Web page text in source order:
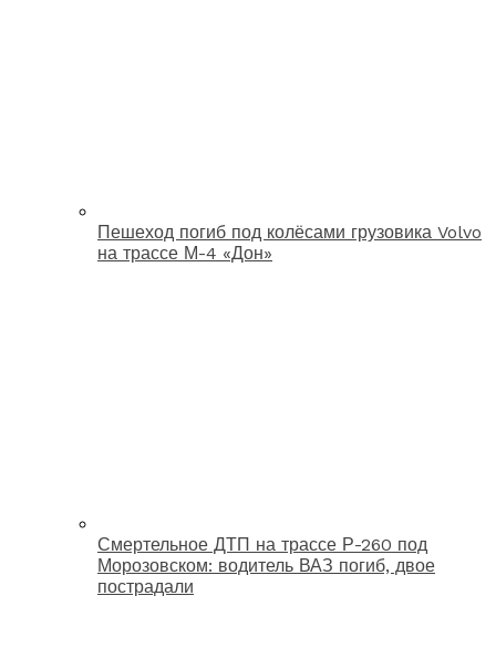
Пешеход погиб под колёсами грузовика Volvo
на трассе М-4 «Дон»
Смертельное ДТП на трассе Р-260 под
Морозовском: водитель ВАЗ погиб, двое
пострадали